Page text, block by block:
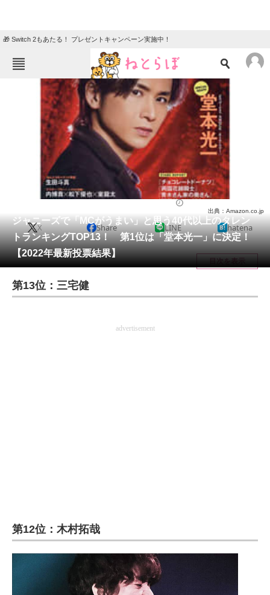
🎁 Switch 2もあたる！ プレゼントキャンペーン実施中！
ねとらぼメニュー
ニュース
クイズ
地域
教育・育児
リサーチ
会員記事
メディア
注目記事を集めた総合ページ
ITの今と未来を見通す
ITエンジニア向け専門サイト
企業向けIT製品の総合サイト
IT製品の技術・比較・事例
ジャニーズで「MCがうまい」と思う40代以上のタレン
トランキングTOP13！ 第1位は「堂本光一」に決定！
【2022年最新投票結果】
出典：Amazon.co.jp
X Share LINE hatena
目次を表示
第13位：三宅健
advertisement
第12位：木村拓哉